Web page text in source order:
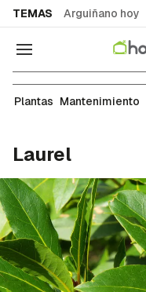
TEMAS Arguiñano hoy
Navegación
Árboles
Plantas Mantenimiento
Laurel